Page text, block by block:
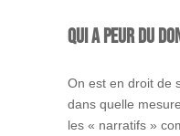
Qui a peur du
On est en droit de
dans quelle
les « narratifs »